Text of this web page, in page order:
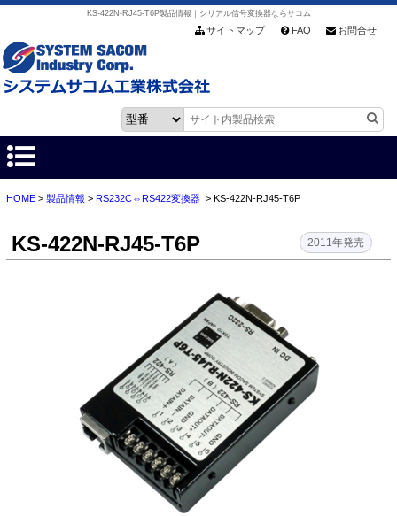
KS-422N-RJ45-T6P製品情報｜シリアル信号変換器ならサコム
サイトマップ FAQ お問合せ
HOME
製品情報
お客様サポート
会社情報
お問い合わせ
HOME> 製品情報 > RS232C⇔RS422変換器> KS-422N-RJ45-T6P
KS-422N-RJ45-T6P 2011年発売